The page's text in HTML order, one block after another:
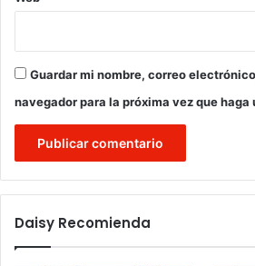
Guardar mi nombre, correo
navegador para la próxima vez que haga
Daisy Recomienda